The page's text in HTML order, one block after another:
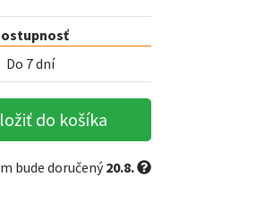
Do 7 dní
do košíka
bude doručený20.8.